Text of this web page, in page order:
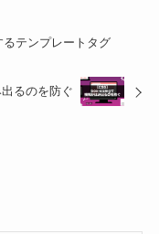
テンプレートタグ
るのを防ぐ